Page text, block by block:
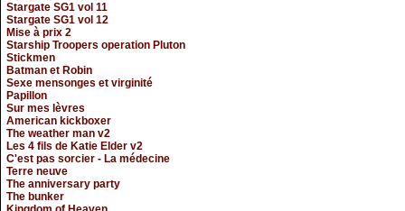
Stargate SG1 vol 11
Stargate SG1 vol 12
Mise à prix 2
Starship Troopers operation Pluton
Stickmen
Batman et Robin
Sexe mensonges et virginité
Papillon
Sur mes lèvres
American kickboxer
The weather man v2
Les 4 fils de Katie Elder v2
C'est pas sorcier - La médecine
Terre neuve
The anniversary party
The bunker